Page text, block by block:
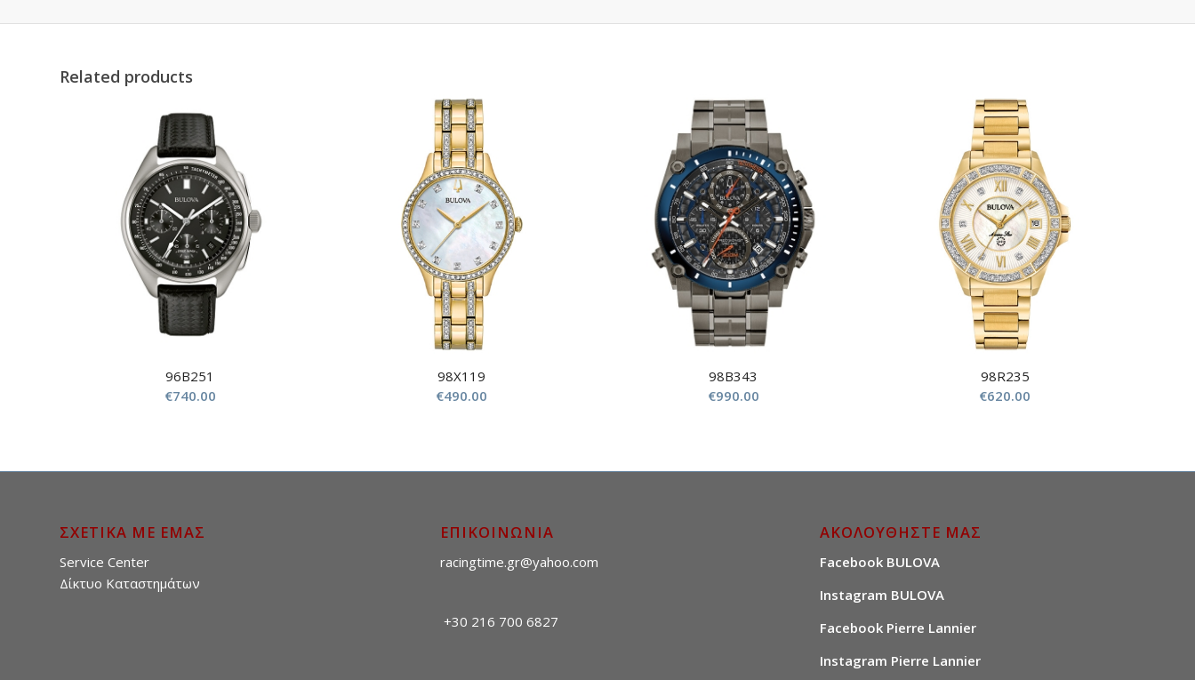
Related products
96B251
€740.00
98X119
€490.00
98B343
€990.00
98R235
€620.00
ΣΧΕΤΙΚΑ ΜΕ ΕΜΑΣ
Service Center
Δίκτυο Καταστημάτων
ΕΠΙΚΟΙΝΩΝΙΑ
racingtime.gr@yahoo.com
+30 216 700 6827
ΑΚΟΛΟΥΘΗΣΤΕ ΜΑΣ
Facebook BULOVA
Instagram BULOVA
Facebook Pierre Lannier
Instagram Pierre Lannier